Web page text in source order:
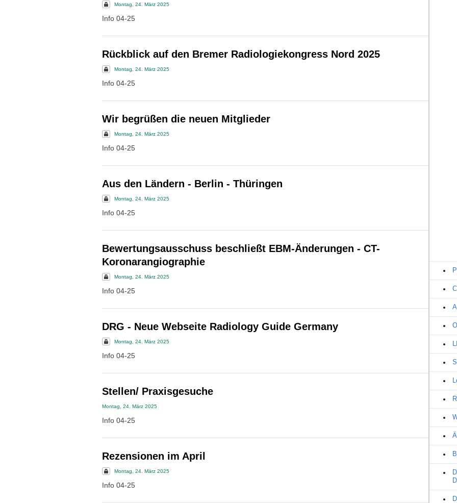
Montag, 24. März 2025
Info 04-25
Rückblick auf den Bremer Radiologiekongress Nord 2025
Montag, 24. März 2025
Info 04-25
Wir begrüßen die neuen Mitglieder
Montag, 24. März 2025
Info 04-25
Aus den Ländern - Berlin - Thüringen
Montag, 24. März 2025
Info 04-25
Bewertungsausschuss beschließt EBM-Änderungen - CT-
Koronarangiographie
Montag, 24. März 2025
Info 04-25
DRG - Neue Webseite Radiology Guide Germany
Montag, 24. März 2025
Info 04-25
Stellen/ Praxisgesuche
Montag, 24. März 2025
Info 04-25
Rezensionen im April
Montag, 24. März 2025
Info 04-25